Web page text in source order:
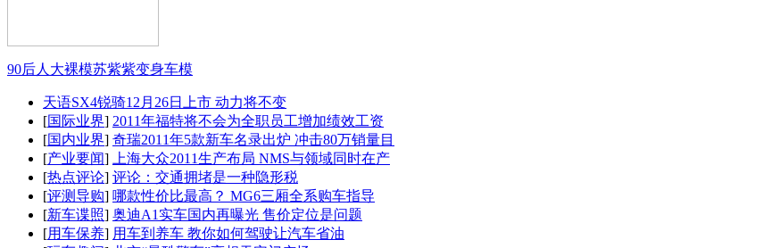
90后人大裸模苏紫紫变身车模
天语SX4锐骑12月26日上市 动力将不变
[国际业界] 2011年福特将不会为全职员工增加绩效工资
[国内业界] 奇瑞2011年5款新车名录出炉 冲击80万销量目
[产业要闻]
上海大众2011生产布局 NMS与领域同时在产
[热点评论] 评论：交通拥堵是一种隐形税
[评测导购] 哪款性价比最高？ MG6三厢全系购车指导
[新车谍照] 奥迪A1实车国内再曝光 售价定位是问题
[用车保养] 用车到养车 教你如何驾驶让汽车省油